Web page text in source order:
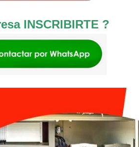
INSCRIBIRTE ?